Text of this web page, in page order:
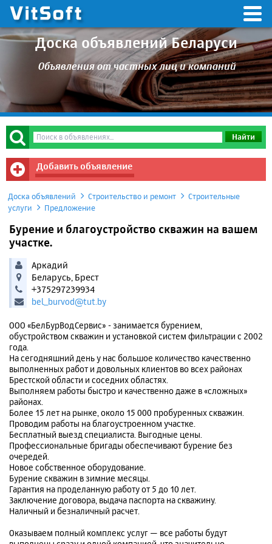
Доска объявлений Беларуси
Объявления от частных лиц и компаний
Добавить объявление
Доска объявлений Строительство и ремонт
Строительные
услуги
Предложение
Бурение и благоустройство скважин на вашем
участке.
Аркадий
Беларусь, Брест
+375297239934
bel_burvod@tut.by
ООО «БелБурВодСервис» - занимается бурением,
обустройством скважин и установкой систем фильтрации с 2002
года.
На сегодняшний день у нас большое количество качественно
выполненных работ и довольных клиентов во всех районах
Брестской области и соседних областях.
Выполняем работы быстро и качественно даже в «сложных»
районах.
Более 15 лет на рынке, около 15 000 пробуренных скважин.
Проводим работы на благоустроенном участке.
Бесплатный выезд специалиста. Выгодные цены.
Профессиональные бригады обеспечивают бурение без
очередей.
Новое собственное оборудование.
Бурение скважин в зимние месяцы.
Гарантия на проделанную работу от 5 до 10 лет.
Заключение договора, выдача паспорта на скважину.
Наличный и безналичный расчет.
Оказываем полный комплекс услуг — все работы будут